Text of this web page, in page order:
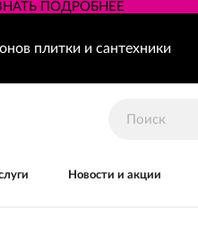
ПОДРОБНЕЕ
плитки и сантехники
Новости и акции